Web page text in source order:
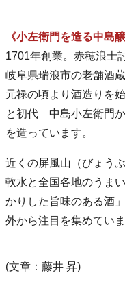
《小左衛門を造る中島
1701年創業。赤穂浪士
岐阜県瑞浪市の老舗酒蔵
元禄の頃より酒造りを
と初代 中島小左衛門
を造っています。
近くの屏風山（びょう
軟水と全国各地のうま
かりした旨味のある酒
外から注目を集めていま
(文章：藤井 昇)